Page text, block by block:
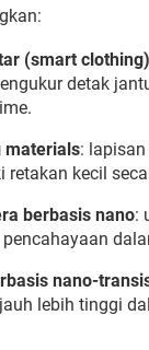
(smart clothing)
detak
materials: lapisan
retakan kecil
berbasis nano:
pencahayaan
nano-
jauh lebih tinggi